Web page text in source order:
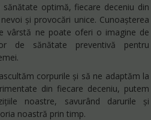
optimă, fiecare deceniu din
și provocări unice. Cunoașterea
vârstă ne poate oferi o imagine de
de sănătate preventivă pentru
corpurile și să ne adaptăm la
din fiecare deceniu, putem
noastre, savurând darurile și
noastră prin timp.